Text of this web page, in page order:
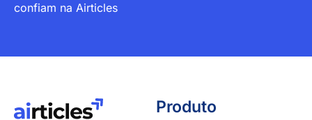
confiam na Airticles
Produto